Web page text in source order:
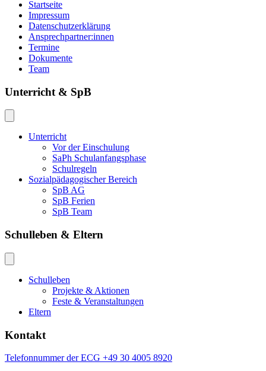
Startseite
Impressum
Datenschutzerklärung
Ansprechpartner:innen
Termine
Dokumente
Team
Unterricht & SpB
Unterricht
Vor der Einschulung
SaPh Schulanfangsphase
Schulregeln
Sozialpädagogischer Bereich
SpB AG
SpB Ferien
SpB Team
Schulleben & Eltern
Schulleben
Projekte & Aktionen
Feste & Veranstaltungen
Eltern
Kontakt
Telefonnummer der ECG +49 30 4005 8920